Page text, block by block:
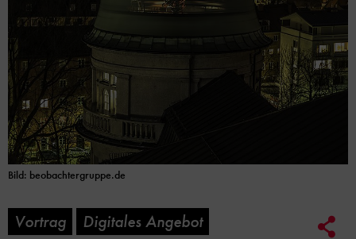
Bild: beobachtergruppe.de
Vortrag Digitales Angebot